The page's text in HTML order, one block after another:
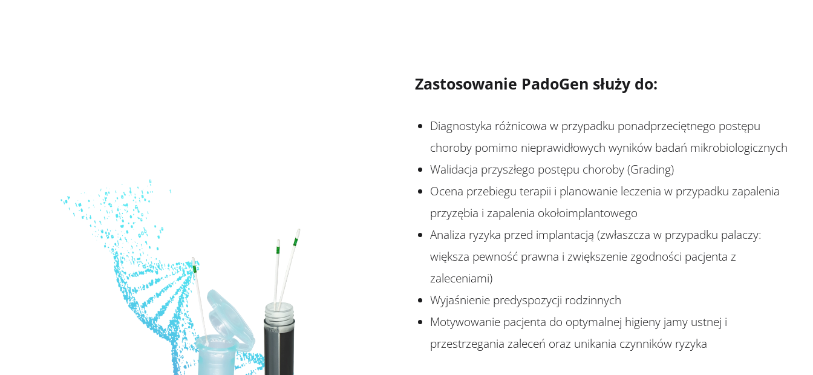
Zastosowanie PadoGen służy do:
Diagnostyka różnicowa w przypadku ponadprzeciętnego postępu
choroby pomimo nieprawidłowych wyników badań mikrobiologicznych
Walidacja przyszłego postępu choroby (Grading)
Ocena przebiegu terapii i planowanie leczenia w przypadku zapalenia
przyzębia i zapalenia okołoimplantowego
Analiza ryzyka przed implantacją (zwłaszcza w przypadku palaczy:
większa pewność prawna i zwiększenie zgodności pacjenta z
zaleceniami)
Wyjaśnienie predyspozycji rodzinnych
Motywowanie pacjenta do optymalnej higieny jamy ustnej i
przestrzegania zaleceń oraz unikania czynników ryzyka